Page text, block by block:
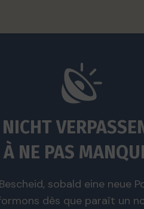
NICHT
À NE PAS
sobald eine neue
dès que paraît un